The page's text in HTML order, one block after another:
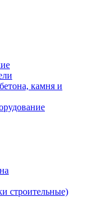
камня и
строительные)